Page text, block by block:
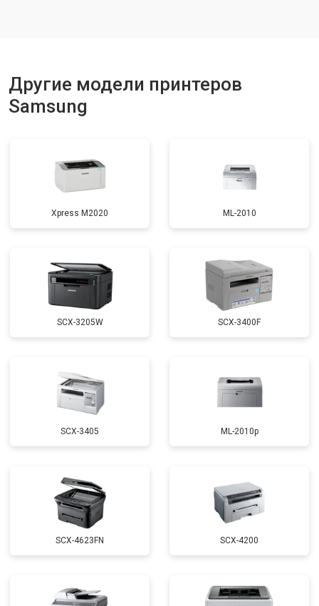
Другие модели принтеров
Samsung
Xpress M2020 ML-2010
SCX-3205W SCX-3400F
SCX-3405 ML-2010p
SCX-4623FN SCX-4200